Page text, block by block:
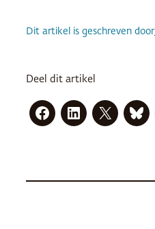
Dit artikel is geschreven door
Deel dit artikel